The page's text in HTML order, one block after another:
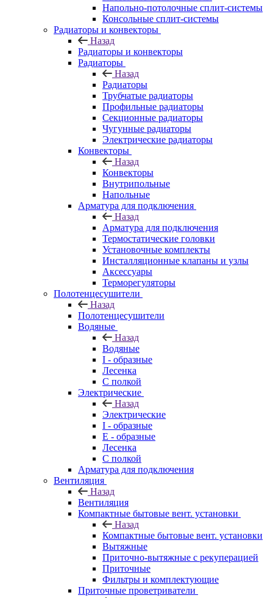
Напольно-потолочные сплит-системы
Консольные сплит-системы
Радиаторы и конвекторы
Назад
Радиаторы и конвекторы
Радиаторы
Назад
Радиаторы
Трубчатые радиаторы
Профильные радиаторы
Секционные радиаторы
Чугунные радиаторы
Электрические радиаторы
Конвекторы
Назад
Конвекторы
Внутрипольные
Напольные
Арматура для подключения
Назад
Арматура для подключения
Термостатические головки
Установочные комплекты
Инсталляционные клапаны и узлы
Аксессуары
Терморегуляторы
Полотенцесушители
Назад
Полотенцесушители
Водяные
Назад
Водяные
I - образные
Лесенка
С полкой
Электрические
Назад
Электрические
I - образные
E - образные
Лесенка
С полкой
Арматура для подключения
Вентиляция
Назад
Вентиляция
Компактные бытовые вент. установки
Назад
Компактные бытовые вент. установки
Вытяжные
Приточно-вытяжные с рекуперацией
Приточные
Фильтры и комплектующие
Приточные проветриватели